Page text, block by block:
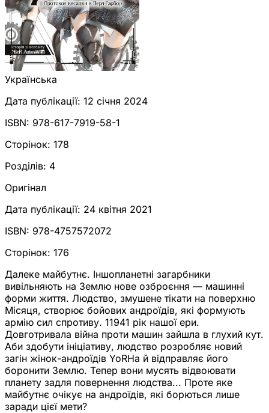
Українська
Дата публікації: 12 січня 2024
ISBN: 978-617-7919-58-1
Сторінок: 178
Розділів: 4
Оригінал
Дата публікації: 24 квітня 2021
ISBN: 978-4757572072
Сторінок: 176
Далеке майбутнє. Іншопланетні загарбники
вивільняють на Землю нове озброєння — машинні
форми життя. Людство, змушене тікати на поверхню
Місяця, створює бойових андроїдів, які формують
армію сил спротиву. 11941 рік нашої ери.
Довготривала війна проти машин зайшла в глухий кут.
Аби здобути ініціативу, людство розробляє новий
загін жінок-андроїдів YoRHa й відправляє його
боронити Землю. Тепер вони мусять відвоювати
планету задля повернення людства... Проте яке
майбутнє очікує на андроїдів, які борються лише
заради цієї мети?